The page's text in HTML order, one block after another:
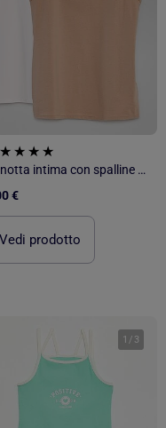
Canotta intima con spalline sottili
€
Vedi prodotto
1 / 3